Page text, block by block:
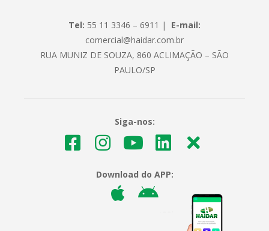
Tel: 55 11 3346 – 6911 | E-mail:
comercial@haidar.com.br
RUA MUNIZ DE SOUZA, 860 ACLIMAÇÃO – SÃO
PAULO/SP
Siga-nos:
Download do APP: